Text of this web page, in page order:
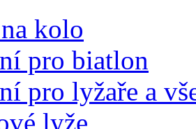
kolo
pro biatlon
pro lyžaře a
lyže